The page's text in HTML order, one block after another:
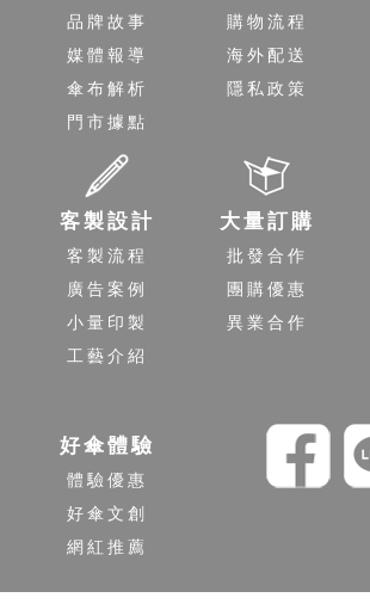
品牌故事
媒體報導
傘布解析
門市據點
購物流程
海外配送
隱私政策
客製設計
客製流程
廣告案例
小量印製
工藝介紹
大量訂購
批發合作
團購優惠
異業合作
好傘體驗
體驗優惠
好傘文創
網紅推薦